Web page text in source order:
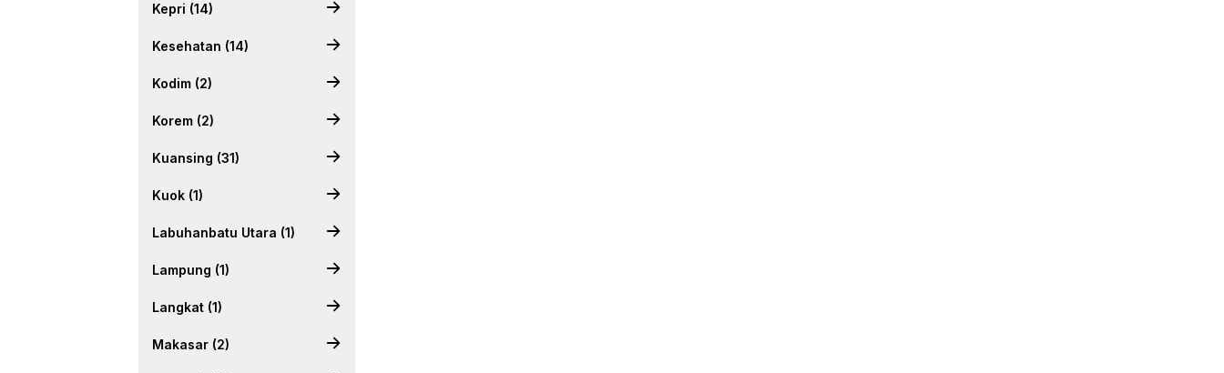
Kepri (14)
Kesehatan (14)
Kodim (2)
Korem (2)
Kuansing (31)
Kuok (1)
Labuhanbatu Utara (1)
Lampung (1)
Langkat (1)
Makasar (2)